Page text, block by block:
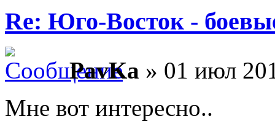
Re: Юго-Восток -
PavKa » 01 июл
Мне вот интересно..